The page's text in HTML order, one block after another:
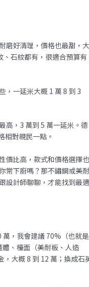
磨好清理，價格也最甜，
、石紋都有，很適合預算有
，一延米大概 1 萬 8 到 3
高，3 萬到 5 萬一延米。德
對親民一點。
價比高，款式和價格選擇
常下廚嗎？那不鏽鋼或美
設計師聊聊，才能找到最
萬，我會建議 70%（也就是
、檯面（美耐板、人造
，大概 8 到 12 萬；換成石